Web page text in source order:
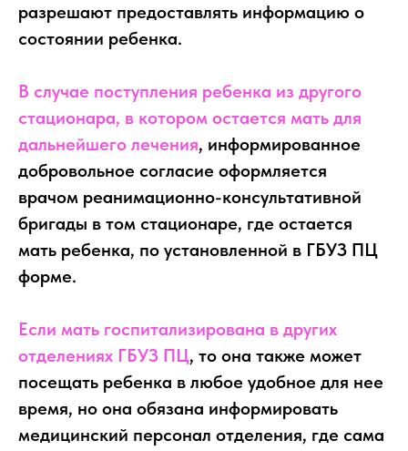
разрешают предоставлять информацию о
состоянии ребенка.
В случае поступления ребенка из другого
стационара, в котором остается мать для
дальнейшего лечения, информированное
добровольное согласие оформляется
врачом реанимационно-консультативной
бригады в том стационаре, где остается
мать ребенка, по установленной в ГБУЗ ПЦ
форме.
Если мать госпитализирована в других
отделениях ГБУЗ ПЦ, то она также может
посещать ребенка в любое удобное для нее
время, но она обязана информировать
медицинский персонал отделения, где сама